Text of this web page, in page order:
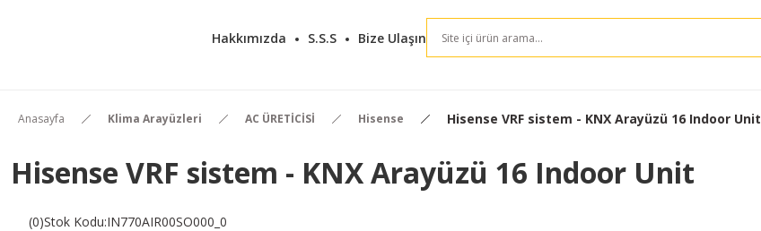
Hakkımızda S.S.S Bize Ulaşın
Anasayfa Klima Arayüzleri AC ÜRETİCİSİ Hisense Hisense VRF sistem - KNX Arayüzü 16 Indoor Unit
Hisense VRF sistem - KNX Arayüzü 16 Indoor Unit
(0)Stok Kodu:IN770AIR00SO000_0